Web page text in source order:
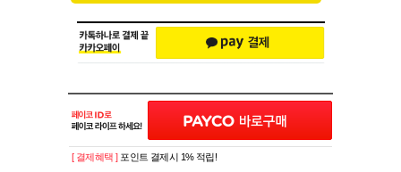
[ 결제혜택 ] 포인트 결제시 1% 적립!